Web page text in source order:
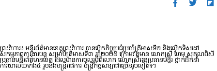
ព្រះវិហារ៖ មន្ទីរព័ត៌មានខេត្តព្រះវិហារ​ បានបើកកិច្ចប្រជុំប្រចាំត្រីមាសទី២ និងលើកទិសដៅ
សកម្មភាពការងារបន្ត សម្រាប់ត្រីមាសទី៣ ឆ្នាំ២០២៥ ក្រោមវត្តមាន លោកស្រី​ ហែម​ សុគុណពិសី​
ប្រធានមន្ទីរព័ត៌មានខេត្ត​ ដែលមានការចូលរួមពីលោក​ លោកស្រី​អនុប្រធានមន្ទីរ​ ថ្នាក់ដឹកនាំ
ការិយាល័យទាំង៥​ រួមនិងមន្ដ្រីរាជការ​ មន្ដ្រីកិច្ចសន្យាជាច្រើនរូបទៀត៖។